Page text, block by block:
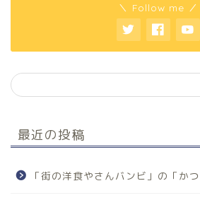
＼ Follow me ／
最近の投稿
「街の洋食やさんバンビ」の「かつ